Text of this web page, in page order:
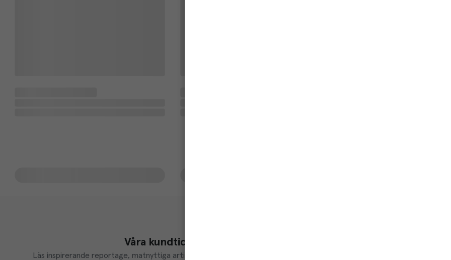
Våra kundtidningar
Läs inspirerande reportage, matnyttiga artiklar och ta del av aktuella kampanjer. Du som är Menigo-